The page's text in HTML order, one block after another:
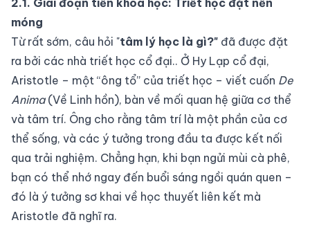
móng
Từ rất sớm, câu hỏi "tâm lý học là gì?" đã được đặt
ra bởi các nhà triết học cổ đại.. Ở Hy Lạp cổ đại,
Aristotle – một “ông tổ” của triết học – viết cuốn De
Anima(Về Linh hồn), bàn về mối quan hệ giữa cơ thể
và tâm trí. Ông cho rằng tâm trí là một phần của cơ
thể sống, và các ý tưởng trong đầu ta được kết nối
qua trải nghiệm. Chẳng hạn, khi bạn ngửi mùi cà phê,
bạn có thể nhớ ngay đến buổi sáng ngồi quán quen –
đó là ý tưởng sơ khai về học thuyết liên kết mà
Aristotle đã nghĩ ra.